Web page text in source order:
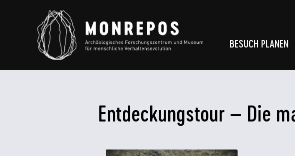
BESUCH PLANEN
Entdeckungstour – Die